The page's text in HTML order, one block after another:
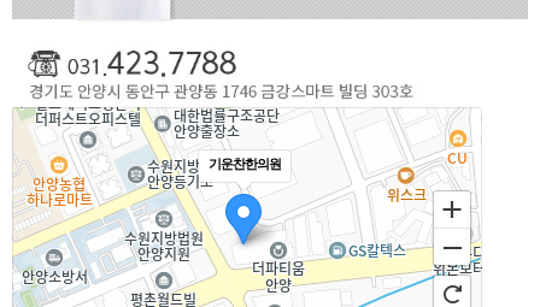
기운찬한의원